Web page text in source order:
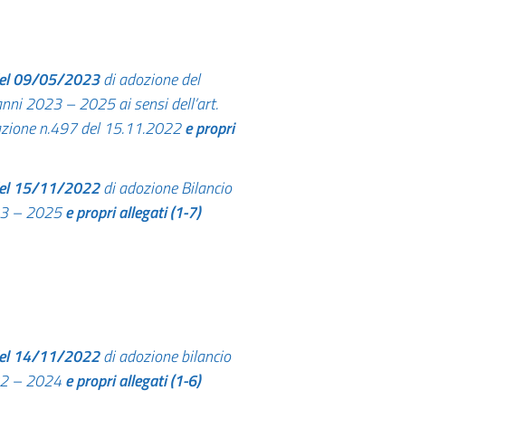
09/05/2023di adozione del
2023 – 2025 ai sensi dell’art.
n.497 del 15.11.2022e propri
15/11/2022di adozione Bilancio
– 2025e propri allegati (1-7)
14/11/2022di adozione bilancio
– 2024e propri allegati (1-6)